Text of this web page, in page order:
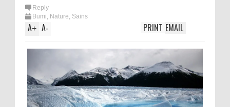
Reply
Bumi, Nature, Sains
A+ A- EMAIL
PRINT